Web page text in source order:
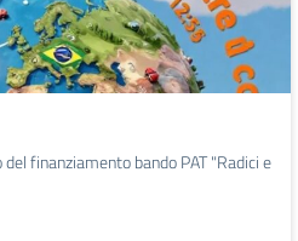
finanziamento bando PAT "Radici e